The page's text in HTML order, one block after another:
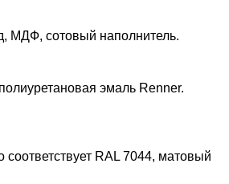
МДФ, сотовый наполнитель.
эмаль Renner.
RAL 7044, матовый